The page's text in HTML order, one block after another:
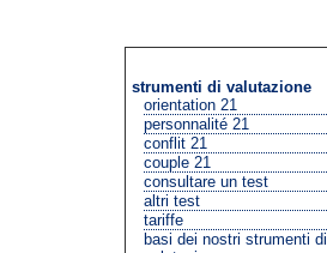
strumenti di valutazione
orientation 21
personnalité 21
conflit 21
couple 21
consultare un test
altri test
tariffe
basi dei nostri strumenti di